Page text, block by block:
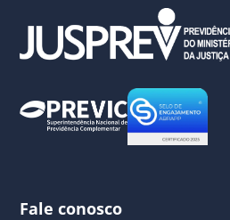
Fale conosco